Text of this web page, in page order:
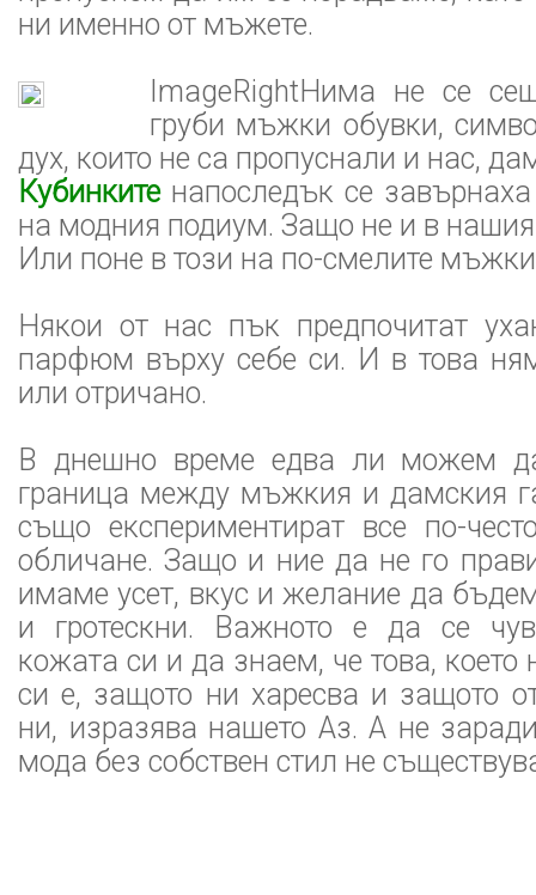
ни именно от мъжете.
ImageRightНима не се
груби мъжки обувки,
дух, които не са пропуснали и нас,
Кубинките напоследък се
на модния подиум. Защо не и в нашия
Или поне в този на по-смелите
Някои от нас пък предпочитат
парфюм върху себе си. И в това
или отричано.
В днешно време едва ли можем
граница между мъжкия и дамския
също експериментират все по-
обличане. Защо и ние да не го
имаме усет, вкус и желание да
и гротескни. Важното е да се
кожата си и да знаем, че това, което
си е, защото ни харесва и защото
ни, изразява нашето Аз. А не
мода без собствен стил не